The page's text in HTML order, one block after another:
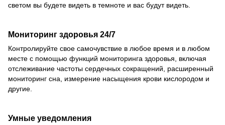
светом вы будете видеть в темноте и вас будут видеть.
Мониторинг здоровья 24/7
Контролируйте свое самочувствие в любое время и в любом
месте с помощью функций мониторинга здоровья, включая
отслеживание частоты сердечных сокращений, расширенный
мониторинг сна, измерение насыщения крови кислородом и
другие.
Умные уведомления